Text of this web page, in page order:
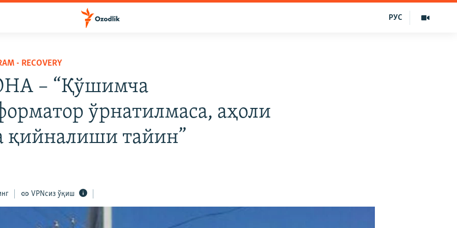
РУС
- RECOVERY
– “Қўшимча
ўрнатилмаса, аҳоли
қийналиши тайин”
VPNсиз ўқиш